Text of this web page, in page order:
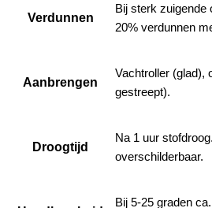
Verdunnen
Bij sterk zuigende
20% verdunnen
Aanbrengen
Vachtroller (glad),
gestreept).
Droogtijd
Na 1 uur
overschilderbaar.
Bij 5-25 graden